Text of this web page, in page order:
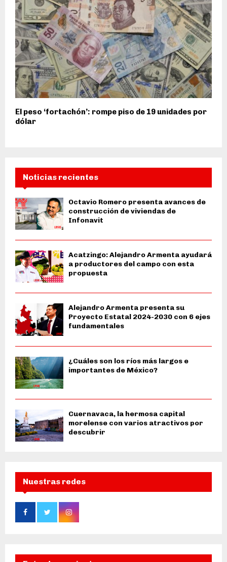
El peso ‘fortachón’: rompe piso de 19 unidades por
dólar
Noticias recientes
Octavio Romero presenta avances de
construcción de viviendas de
Infonavit
Acatzingo: Alejandro Armenta ayudará
a productores del campo con esta
propuesta
Alejandro Armenta presenta su
Proyecto Estatal 2024-2030 con 6 ejes
fundamentales
¿Cuáles son los ríos más largos e
importantes de México?
Cuernavaca, la hermosa capital
morelense con varios atractivos por
descubrir
Nuestras redes